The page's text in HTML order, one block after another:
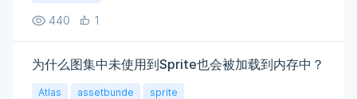
440 1
为什么图集中未使用到Sprite也会被加载到内存中？
Atlas assetbunde sprite